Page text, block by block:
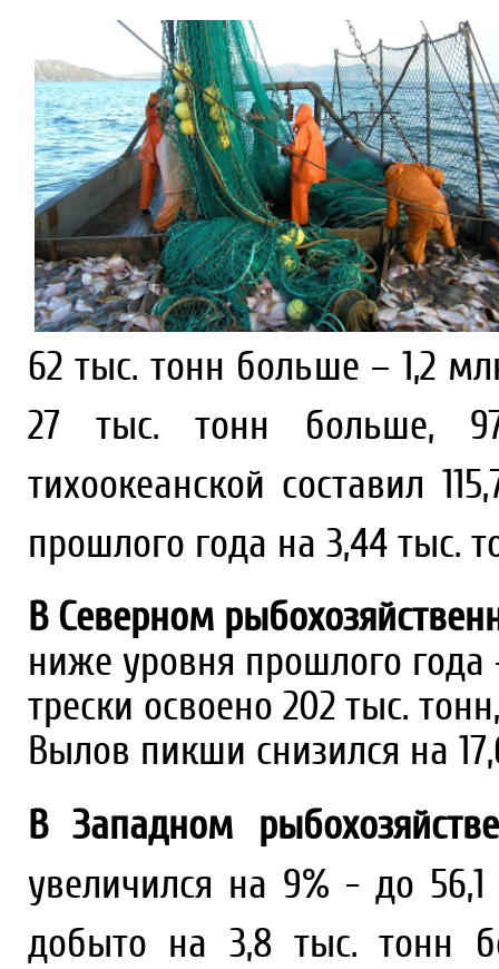
62 тыс. тонн больше – 1,2
27 тыс. тонн больше,
тихоокеанской составил
прошлого года на 3,44 тыс.
В Северном
ниже уровня прошлого
трески освоено 202 тыс.
Вылов пикши снизился на
В Западном
увеличился на 9% - до
добыто на 3,8 тыс. тонн